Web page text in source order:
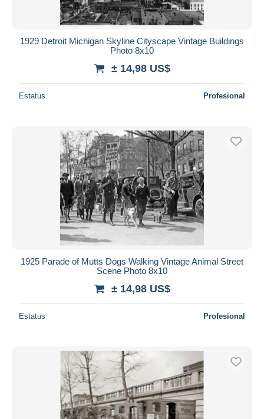
1929 Detroit Michigan Skyline Cityscape Vintage Buildings
Photo 8x10
± 14,98 US$
Estatus Profesional
1925 Parade of Mutts Dogs Walking Vintage Animal Street
Scene Photo 8x10
± 14,98 US$
Estatus Profesional